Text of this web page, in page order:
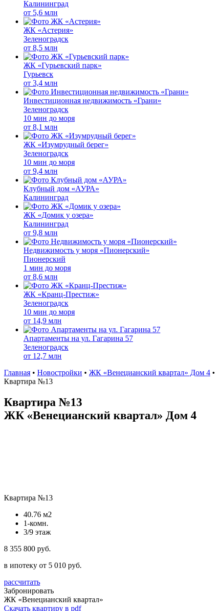
Калининград
от 5,6 млн
ЖК «Астерия»
Зеленоградск
от 8,5 млн
ЖК «Гурьевский парк»
Гурьевск
от 3,4 млн
Инвестиционная недвижимость «Грани»
Зеленоградск
10 мин до моря
от 8,1 млн
ЖК «Изумрудный берег»
Зеленоградск
10 мин до моря
от 9,4 млн
Клубный дом «АУРА»
Калининград
ЖК «Домик у озера»
Калининград
от 9,8 млн
Недвижимость у моря «Пионерский»
Пионерский
1 мин до моря
от 8,6 млн
ЖК «Кранц-Престиж»
Зеленоградск
10 мин до моря
от 14,9 млн
Апартаменты на ул. Гагарина 57
Зеленоградск
от 12,7 млн
Главная • Новостройки • ЖК «Венецианский квартал» Дом 4 •
Квартира №13
Квартира №13
ЖК «Венецианский квартал» Дом 4
Квартира №13
40.76 м2
1-комн.
3/9 этаж
8 355 800 руб.
в ипотеку от 5 010 руб.
рассчитать
Забронировать
ЖК «Венецианский квартал»
Скачать квартиру в pdf